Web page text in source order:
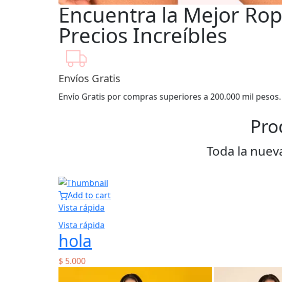
Encuentra la Mejor
Precios Increíbles
Envíos Gratis
Envío Gratis por compras superiores a 200.000 mil pesos.
Toda la
Add to cart
Vista rápida
Vista rápida
hola
$ 5.000